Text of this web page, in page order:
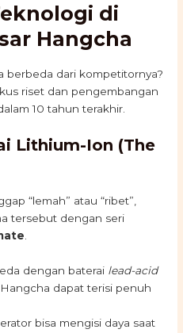
di
Hangcha
berbeda dari kompetitornya?
riset dan pengembangan
10 tahun terakhir.
Lithium-Ion (The
“lemah” atau “ribet”,
tersebut dengan seri
.
dengan baterai lead-acid
dapat terisi penuh
bisa mengisi daya saat